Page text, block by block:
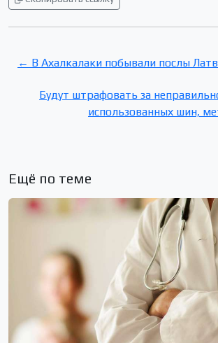
← В Ахалкалаки побывали послы
Будут штрафовать за
использованных шин,
Ещё по теме